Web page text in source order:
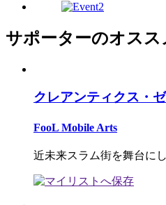
サポーターのオスス
クレアンティクス・
FooL Mobile Arts
近未来スラム街を舞台に